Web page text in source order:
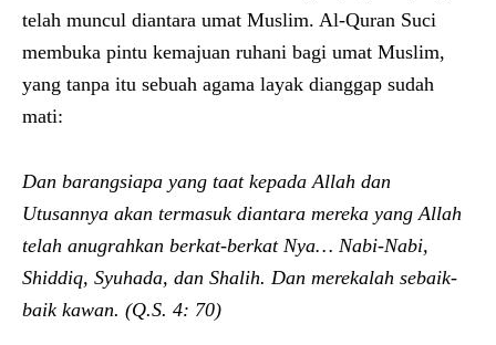
telah muncul diantara umat Muslim. Al-Quran Suci
membuka pintu kemajuan ruhani bagi umat Muslim,
yang tanpa itu sebuah agama layak dianggap sudah
mati:
Dan barangsiapa yang taat kepada Allah dan
Utusannya akan termasuk diantara mereka yang Allah
telah anugrahkan berkat-berkat Nya… Nabi-Nabi,
Shiddiq, Syuhada, dan Shalih. Dan merekalah sebaik-
baik kawan. (Q.S. 4: 70)